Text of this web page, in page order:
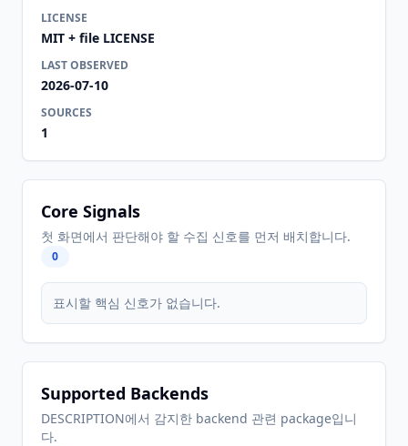
LICENSE
MIT + file LICENSE
LAST OBSERVED
2026-07-10
SOURCES
1
Core Signals
첫 화면에서 판단해야 할 수집 신호를 먼저 배치합니다.
0
표시할 핵심 신호가 없습니다.
Supported Backends
DESCRIPTION에서 감지한 backend 관련 package입니
다.